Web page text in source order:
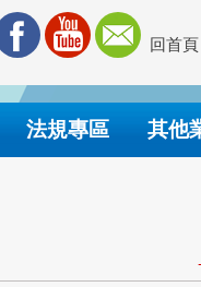
回首頁
法規專區 其他